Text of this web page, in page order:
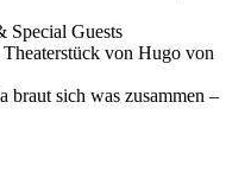
Special Guests
von Hugo von
sich was zusammen –